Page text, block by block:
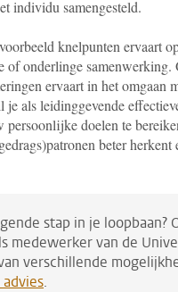
individu samengesteld.
knelpunten ervaart
onderlinge samenwerking.
ervaart in het omgaan
als leidinggevende
persoonlijke doelen te
beter herkent
stap in je loopbaan?
medewerker van de
verschillende
.